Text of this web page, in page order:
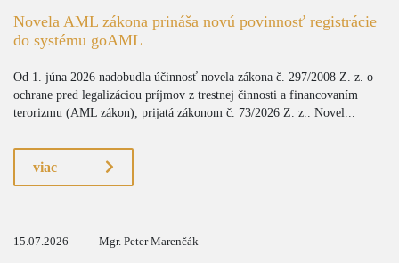
Novela AML zákona prináša novú povinnosť registrácie
do systému goAML
Od 1. júna 2026 nadobudla účinnosť novela zákona č. 297/2008 Z. z. o
ochrane pred legalizáciou príjmov z trestnej činnosti a financovaním
terorizmu (AML zákon), prijatá zákonom č. 73/2026 Z. z.. Novel...
viac
15.07.2026 Mgr. Peter Marenčák